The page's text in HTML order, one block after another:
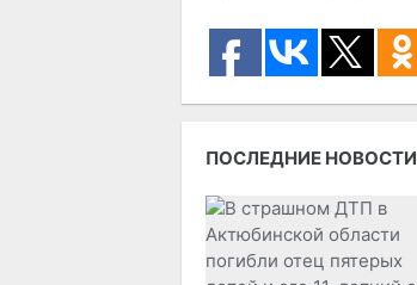
ПОСЛЕДНИЕ НОВОСТИ